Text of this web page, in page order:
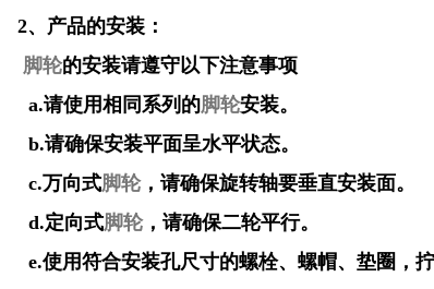
2、产品的安装：
脚轮的安装请遵守以下注意事项
a.请使用相同系列的脚轮安装。
b.请确保安装平面呈水平状态。
c.万向式脚轮，请确保旋转轴要垂直安装面。
d.定向式脚轮，请确保二轮平行。
e.使用符合安装孔尺寸的螺栓、螺帽、垫圈，